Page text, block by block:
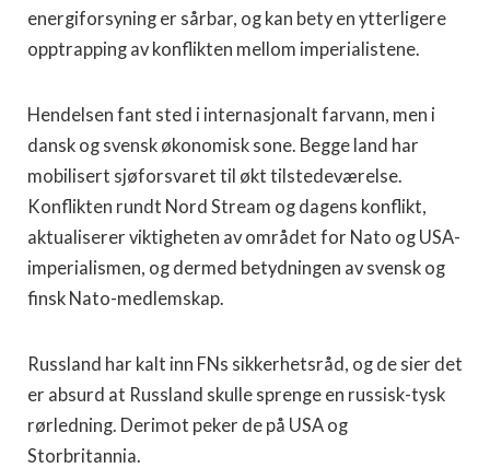
energiforsyning er sårbar, og kan bety en ytterligere
opptrapping av konflikten mellom imperialistene.
Hendelsen fant sted i internasjonalt farvann, men i
dansk og svensk økonomisk sone. Begge land har
mobilisert sjøforsvaret til økt tilstedeværelse.
Konflikten rundt Nord Stream og dagens konflikt,
aktualiserer viktigheten av området for Nato og USA-
imperialismen, og dermed betydningen av svensk og
finsk Nato-medlemskap.
Russland har kalt inn FNs sikkerhetsråd, og de sier det
er absurd at Russland skulle sprenge en russisk-tysk
rørledning. Derimot peker de på USA og
Storbritannia.